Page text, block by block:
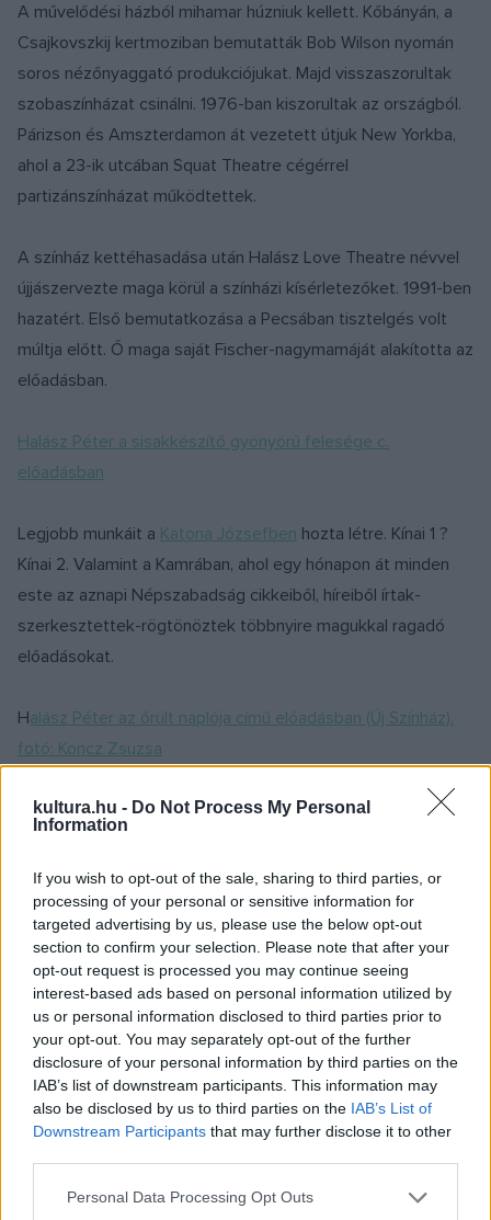
kultura.hu - Do Not Process My Personal
Information
If you wish to opt-out of the sale, sharing to third parties, or
processing of your personal or sensitive information for
targeted advertising by us, please use the below opt-out
section to confirm your selection. Please note that after your
opt-out request is processed you may continue seeing
interest-based ads based on personal information utilized by
us or personal information disclosed to third parties prior to
your opt-out. You may separately opt-out of the further
disclosure of your personal information by third parties on the
IAB’s list of downstream participants. This information may
also be disclosed by us to third parties on the IAB’s List of
Downstream Participants that may further disclose it to other
Please note that this website/app uses one or more Google
Personal Data Processing Opt Outs
A művelődési házból mihamar húzniuk kellett. Kőbányán, a
Csajkovszkij kertmoziban bemutatták Bob Wilson nyomán
soros nézőnyaggató produkciójukat. Majd visszaszorultak
szobaszínházat csinálni. 1976-ban kiszorultak az országból.
Párizson és Amszterdamon át vezetett útjuk New Yorkba,
ahol a 23-ik utcában Squat Theatre cégérrel
partizánszínházat működtettek.
A színház kettéhasadása után Halász Love Theatre névvel
újjászervezte maga körül a színházi kísérletezőket. 1991-ben
hazatért. Első bemutatkozása a Pecsában tisztelgés volt
múltja előtt. Ő maga saját Fischer-nagymamáját alakította az
előadásban.
Halász Péter a sisakkészítő gyönyörű felesége c.
előadásban
Legjobb munkáit a Katona Józsefben hozta létre. Kínai 1 ?
Kínai 2. Valamint a Kamrában, ahol egy hónapon át minden
este az aznapi Népszabadság cikkeiből, híreiből írtak-
szerkesztettek-rögtönöztek többnyire magukkal ragadó
előadásokat.
Halász Péter az őrült naplója című előadásban (Új Színház).
fotó: Koncz Zsuzsa
Merlinbena Sanyi pilóta nézőmegbotránkoztató
angol nyelvű kabaréjával (Pierro della Francesca). Rendezett
az operaházban is: Fekete Gyula-Eörsi István: A
megmentett város című operáját.
Jeles Andrással közösen kezdték igazgatni a Kálvária téri
Városi Színházat. Nemcsak túl erős egyéniségekként nem
fértek meg egy csárdában, hanem Halászra nem illett a
színigazgatói egyenruha. Nem volt sima diplomata, érdes
szavú provokátorként társasági borzoló volt, komoly képpel
Nem az a rendező volt, akinek darabjait és előadásait magas